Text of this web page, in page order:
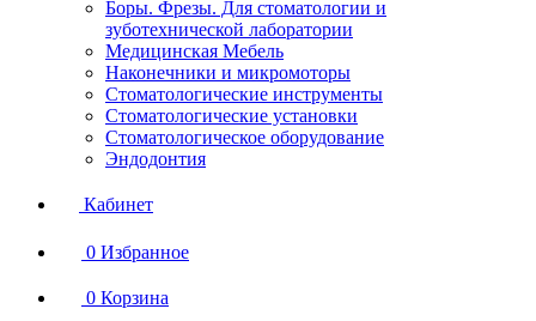
Боры. Фрезы. Для стоматологии и
зуботехнической лаборатории
Медицинская Мебель
Наконечники и микромоторы
Стоматологические инструменты
Стоматологические установки
Стоматологическое оборудование
Эндодонтия
Кабинет
0 Избранное
0 Корзина